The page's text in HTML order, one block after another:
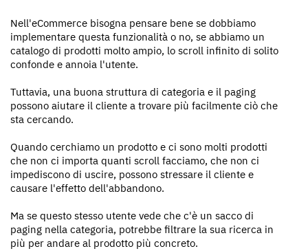
Nell'eCommerce bisogna pensare bene se dobbiamo
implementare questa funzionalità o no, se abbiamo un
catalogo di prodotti molto ampio, lo scroll infinito di solito
confonde e annoia l'utente.
Tuttavia, una buona struttura di categoria e il paging
possono aiutare il cliente a trovare più facilmente ciò che
sta cercando.
Quando cerchiamo un prodotto e ci sono molti prodotti
che non ci importa quanti scroll facciamo, che non ci
impediscono di uscire, possono stressare il cliente e
causare l'effetto dell'abbandono.
Ma se questo stesso utente vede che c'è un sacco di
paging nella categoria, potrebbe filtrare la sua ricerca in
più per andare al prodotto più concreto.